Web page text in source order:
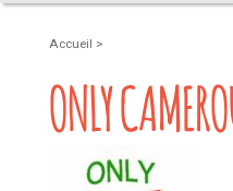
Accueil >
ONLY